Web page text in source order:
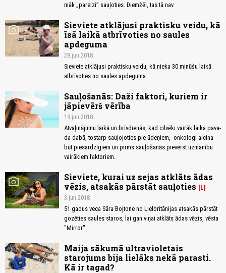
māk „pareizi” sauļoties. Diemžēl, tas tā nav.
photo_camera
Sieviete atklājusi praktisku veidu, kā
īsā laikā atbrīvoties no saules
apdeguma
28.jun 2018
Sieviete atklājusi praktisku veidu, kā nieka 30 minūšu laikā
atbrīvoties no saules apdeguma.
Sauļošanās: Daži faktori, kuriem ir
jāpievērš vērība
19.jun 2018
At­va­ļi­nā­ju­mu lai­kā un brīv­die­nās, kad cil­vē­ki vai­rāk lai­ka pa­va­
da da­bā, to­starp sau­ļo­jo­ties pie ūde­ņiem, on­ko­lo­gi ai­ci­na
būt pie­sar­dzī­giem un pirms sau­ļo­ša­nās pie­vērst uz­ma­nī­bu
vai­rā­kiem fak­to­riem.
photo_camera
Sieviete, kurai uz sejas atklāts ādas
vēzis, atsakās pārstāt sauļoties
1
3.jun 2018
51 gadus veca Sāra Bojtone no Lielbritānijas atsakās pārstāt
gozēties saules staros, lai gan viņai atklāts ādas vēzis, vēsta
"Mirror".
Maija sākumā ultravioletais
starojums bija lielāks nekā parasti.
Kā ir tagad?